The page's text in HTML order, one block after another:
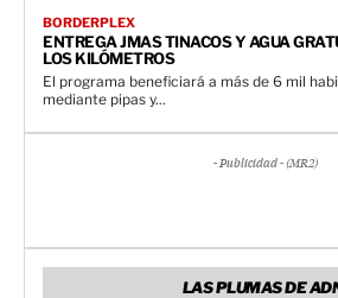
BORDERPLEX
ENTREGA JMAS TINACOS Y AGUA
LOS KILÓMETROS
El programa beneficiará a más de 6 mil
mediante pipas y...
- Publicidad - (MR2)
LAS PLUMAS DE